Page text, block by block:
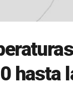
hasta